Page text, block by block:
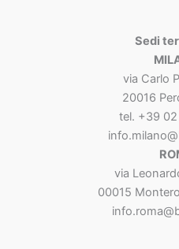
Sedi
via Carlo
20016
tel. +39
via
00015